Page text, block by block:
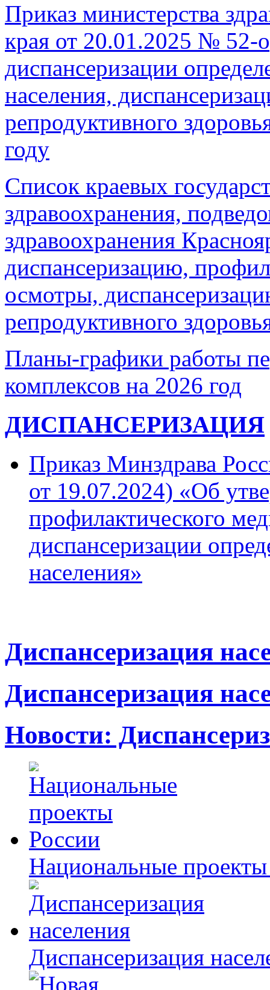
Приказ министерства
края от 20.01.2025 № 52-
диспансеризации
населения,
репродуктивного
году
Список краевых
здравоохранения,
здравоохранения
диспансеризацию,
осмотры,
репродуктивного
Планы-графики работы
комплексов на 2026 год
ДИСПАНСЕРИЗАЦИЯ
Приказ Минздрава
от 19.07.2024) «Об
профилактического
диспансеризации
населения»
Диспансеризация
Диспансеризация
Новости:
Национальные
Диспансеризация